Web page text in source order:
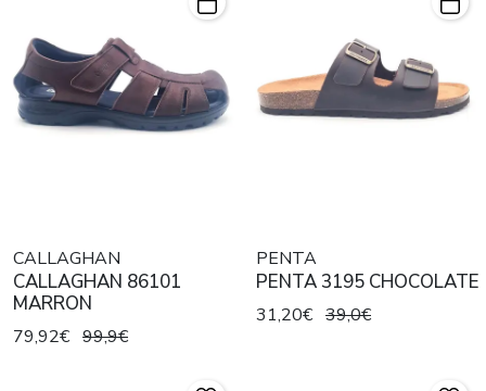
CALLAGHAN
CALLAGHAN 86101
MARRON
79,92€ 99,9€
PENTA
PENTA 3195 CHOCOLATE
31,20€ 39,0€